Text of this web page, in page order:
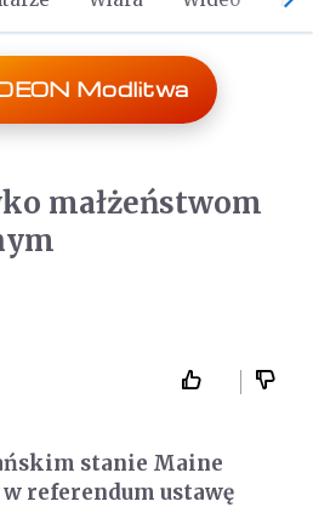
Modlitwa
małżeństwom
stanie Maine
referendum ustawę